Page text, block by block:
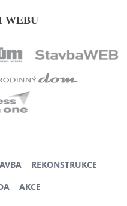
WEBU
REKONSTRUKCE
AKCE